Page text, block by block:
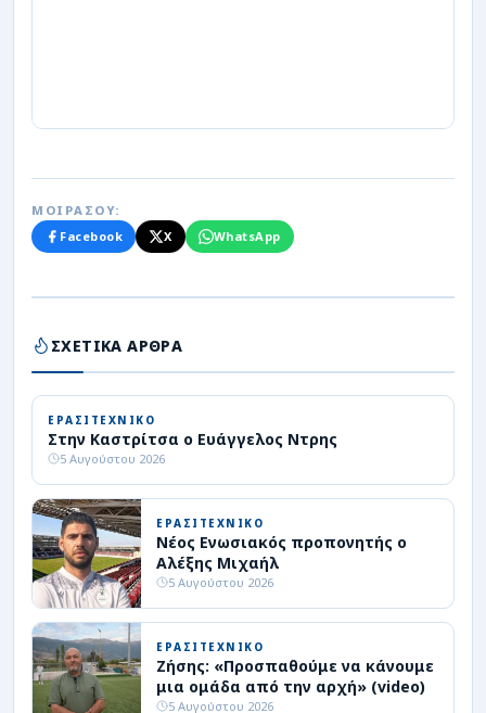
ΜΟΙΡΑΣΟΥ:
Facebook
X WhatsApp
ΣΧΕΤΙΚΑ ΑΡΘΡΑ
ΕΡΑΣΙΤΕΧΝΙΚΟ
Στην Καστρίτσα ο Ευάγγελος Ντρης
5 Αυγούστου 2026
ΕΡΑΣΙΤΕΧΝΙΚΟ
Νέος Ενωσιακός προπονητής ο
Αλέξης Μιχαήλ
5 Αυγούστου 2026
ΕΡΑΣΙΤΕΧΝΙΚΟ
Ζήσης: «Προσπαθούμε να κάνουμε
μια ομάδα από την αρχή» (video)
5 Αυγούστου 2026